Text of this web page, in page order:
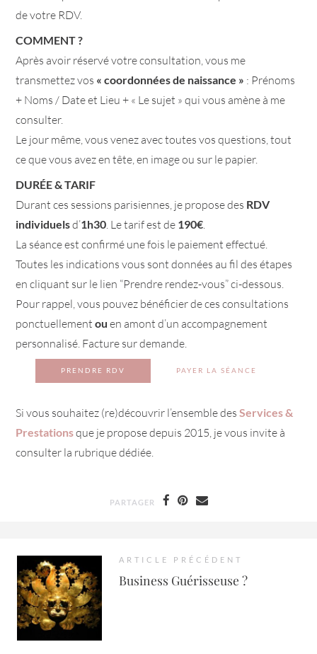
de votre RDV.
COMMENT ?
Après avoir réservé votre consultation, vous me
transmettez vos « coordonnées de naissance » : Prénoms
+ Noms / Date et Lieu + « Le sujet » qui vous amène à me
consulter.
Le jour même, vous venez avec toutes vos questions, tout
ce que vous avez en tête, en image ou sur le papier.
DURÉE & TARIF
Durant ces sessions parisiennes, je propose des RDV
individuelsd’1h30 . Le tarif est de 190€
La séance est confirmé une fois le paiement effectué.
Toutes les indications vous sont données au fil des étapes
en cliquant sur le lien “Prendre rendez-vous” ci-dessous.
Pour rappel, vous pouvez bénéficier de ces consultations
ponctuellementou en amont d’un accompagnement
personnalisé. Facture sur demande.
PRENDRE RDV PAYER LA SÉANCE
Si vous souhaitez (re)découvrir l’ensemble desServices &
Prestationsque je propose depuis 2015, je vous invite à
consulter la rubrique dédiée.
PARTAGER
ARTICLE PRÉCÉDENT
Business Guérisseuse ?